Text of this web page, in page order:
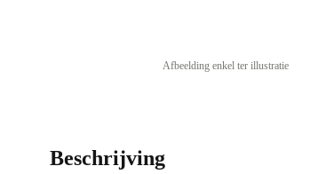
Afbeelding enkel ter illustratie
Beschrijving